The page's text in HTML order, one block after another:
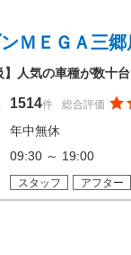
ＭＥＧＡ三郷
】人気の車種が数十
1514件 総合評価
年中無休
09:30 ～ 19:00
スタッフ アフター